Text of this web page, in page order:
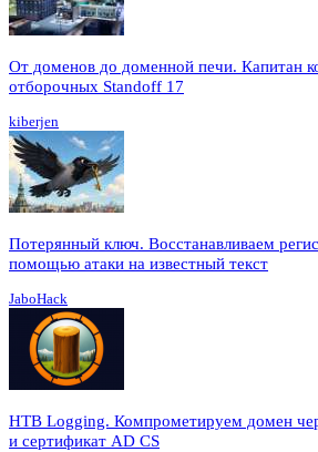
От доменов до доменной печи. Капитан
отборочных Standoff 17
kiberjen
Потерянный ключ. Восстанавливаем
помощью атаки на известный текст
JaboHack
HTB Logging. Компрометируем домен
и сертификат AD CS